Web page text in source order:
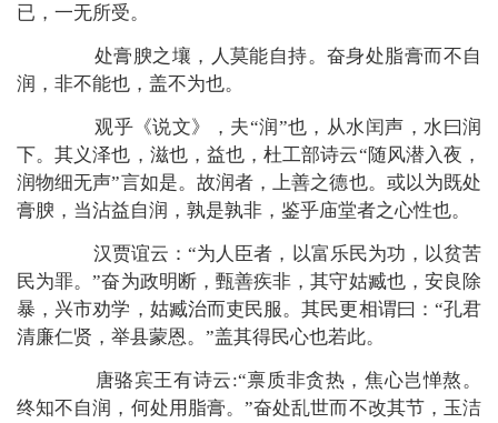
已，一无所受。
处膏腴之壤，人莫能自持。奋身处脂膏而不自
润，非不能也，盖不为也。
观乎《说文》，夫“润”也，从水闰声，水曰润
下。其义泽也，滋也，益也，杜工部诗云“随风潜入夜，
润物细无声”言如是。故润者，上善之德也。或以为既处
膏腴，当沾益自润，孰是孰非，鉴乎庙堂者之心性也。
汉贾谊云：“为人臣者，以富乐民为功，以贫苦
民为罪。”奋为政明断，甄善疾非，其守姑臧也，安良除
暴，兴市劝学，姑臧治而吏民服。其民更相谓曰：“孔君
清廉仁贤，举县蒙恩。”盖其得民心也若此。
唐骆宾王有诗云:“禀质非贪热，焦心岂惮熬。
终知不自润，何处用脂膏。”奋处乱世而不改其节，玉洁